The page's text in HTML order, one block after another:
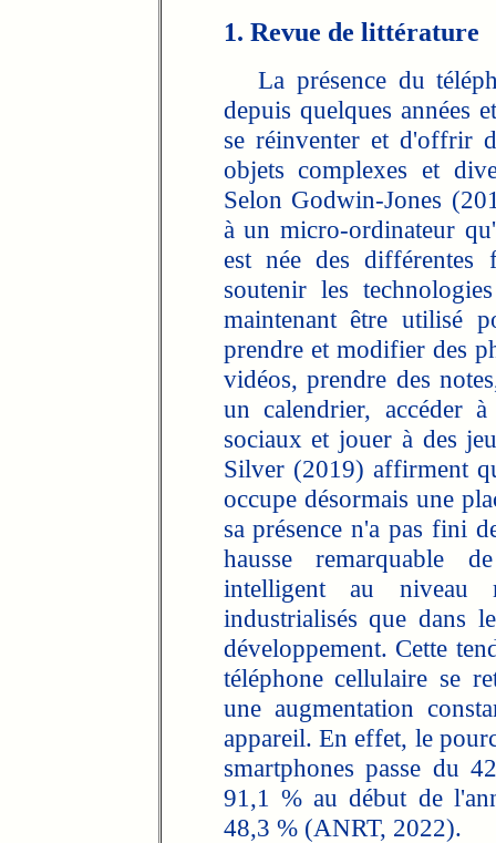
1. Revue de littérature
La présence du
depuis quelques années
se réinventer et d'offrir
objets complexes et
Selon Godwin-Jones
à un micro-ordinateur
est née des différentes
soutenir les
maintenant être utilisé
prendre et modifier des
vidéos, prendre des
un calendrier, accéder
sociaux et jouer à des
Silver (2019) affirment
occupe désormais une
sa présence n'a pas fini
hausse remarquable
intelligent au niveau
industrialisés que dans
développement. Cette
téléphone cellulaire se
une augmentation
appareil. En effet, le
smartphones passe du
91,1 % au début de
48,3 % (ANRT, 2022).